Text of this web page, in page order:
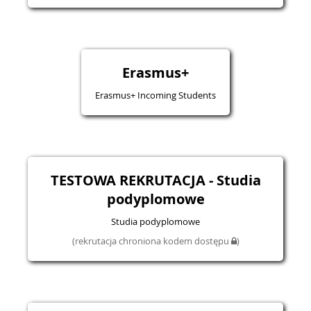
Erasmus+
Erasmus+ Incoming Students
TESTOWA REKRUTACJA - Studia
podyplomowe
Studia podyplomowe
(rekrutacja chroniona kodem dostępu
)